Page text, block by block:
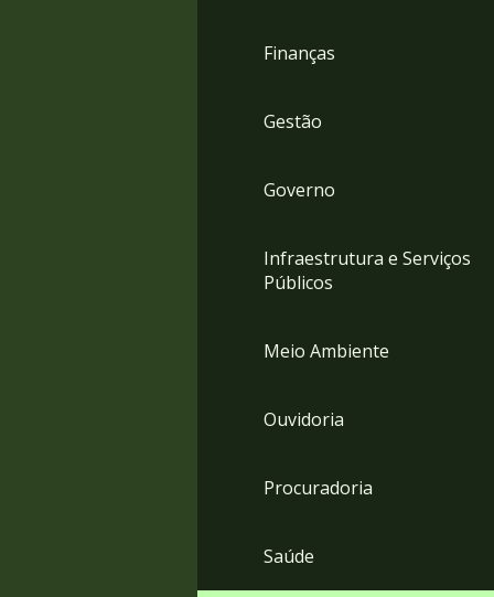
Finanças
Gestão
Governo
Infraestrutura e Serviços
Públicos
Meio Ambiente
Ouvidoria
Procuradoria
Saúde